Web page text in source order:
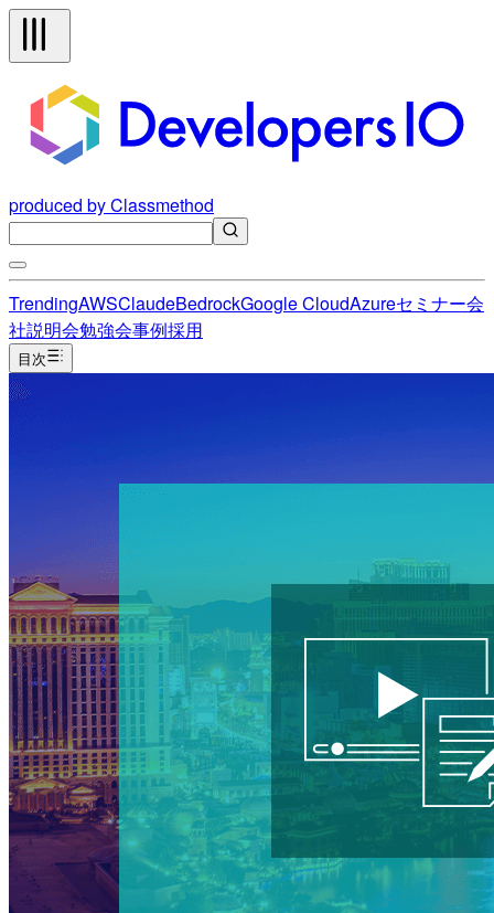
produced by Classmethod
TrendingAWSClaudeBedrockGoogle CloudAzureセミナー会
社説明会勉強会事例採用
目次